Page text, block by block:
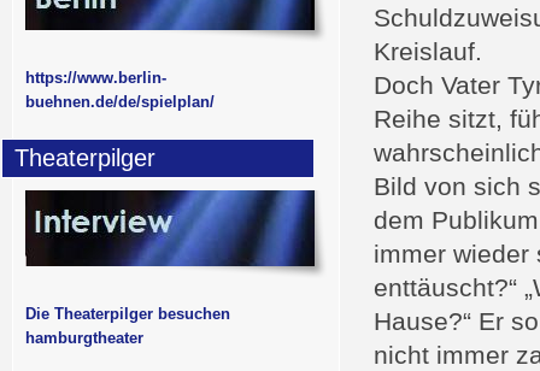
Kreislauf.
Doch Vater
Reihe sitzt,
Bild von sich
dem
immer wieder
enttäuscht?“
Hause?“ Er
nicht immer
https://www.berlin-
buehnen.de/de/spielplan/
Theaterpilger
Die Theaterpilger besuchen
hamburgtheater